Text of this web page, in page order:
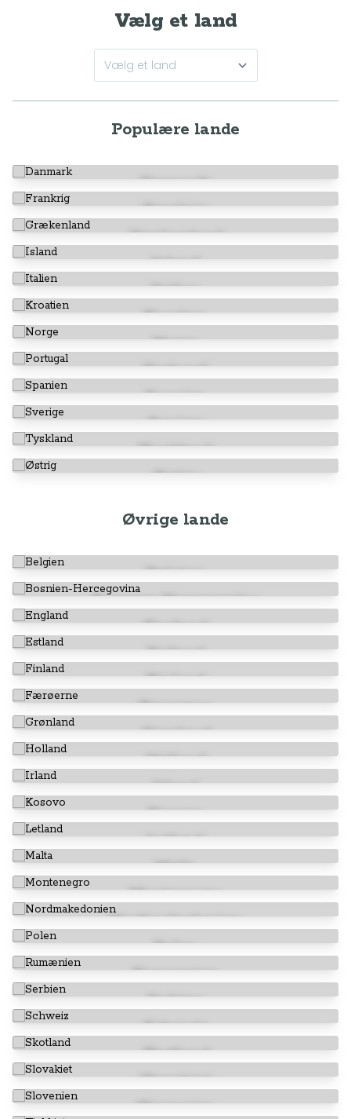
Vælg et land
Populære lande
Danmark
Frankrig
Grækenland
Island
Italien
Kroatien
Norge
Portugal
Spanien
Sverige
Tyskland
Østrig
Øvrige lande
Belgien
Bosnien-Hercegovina
England
Estland
Finland
Færøerne
Grønland
Holland
Irland
Kosovo
Letland
Malta
Montenegro
Nordmakedonien
Polen
Rumænien
Serbien
Schweiz
Skotland
Slovakiet
Slovenien